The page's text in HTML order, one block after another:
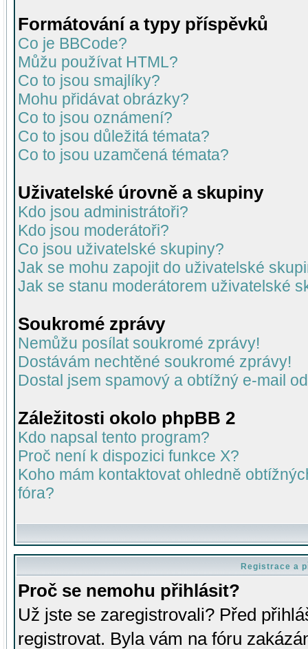
Formátování a typy příspěvků
Co je BBCode?
Můžu používat HTML?
Co to jsou smajlíky?
Mohu přidávat obrázky?
Co to jsou oznámení?
Co to jsou důležitá témata?
Co to jsou uzamčená témata?
Uživatelské úrovně a skupiny
Kdo jsou administrátoři?
Kdo jsou moderátoři?
Co jsou uživatelské skupiny?
Jak se mohu zapojit do uživatelské
Jak se stanu moderátorem uživatelské
Soukromé zprávy
Nemůžu posílat soukromé zprávy!
Dostávám nechtěné soukromé zprávy!
Dostal jsem spamový a obtížný e-mail
Záležitosti okolo phpBB 2
Kdo napsal tento program?
Proč není k dispozici funkce X?
Koho mám kontaktovat ohledně
fóra?
Registrace a
Proč se nemohu přihlásit?
Už jste se zaregistrovali? Před
registrovat. Byla vám na fóru